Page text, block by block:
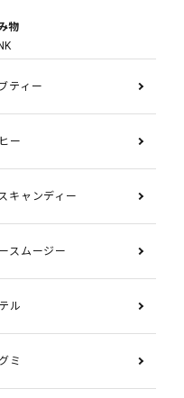
物
ティー
ー
キャンディー
スムージー
ル
ミ